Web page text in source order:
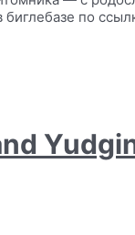
биглебазе по